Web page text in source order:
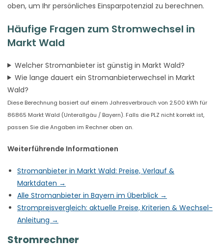
oben, um Ihr persönliches Einsparpotenzial zu berechnen.
Häufige Fragen zum Stromwechsel in
Markt Wald
Welcher Stromanbieter ist günstig in Markt Wald?
Wie lange dauert ein Stromanbieterwechsel in Markt
Wald?
Diese Berechnung basiert auf einem Jahresverbrauch von 2.500 kWh für
86865 Markt Wald (Unterallgäu / Bayern). Falls die PLZ nicht korrekt ist,
passen Sie die Angaben im Rechner oben an.
Weiterführende Informationen
Stromanbieter in Markt Wald: Preise, Verlauf &
Marktdaten →
Alle Stromanbieter in Bayern im Überblick →
Strompreisvergleich: aktuelle Preise, Kriterien & Wechsel-
Anleitung →
Stromrechner